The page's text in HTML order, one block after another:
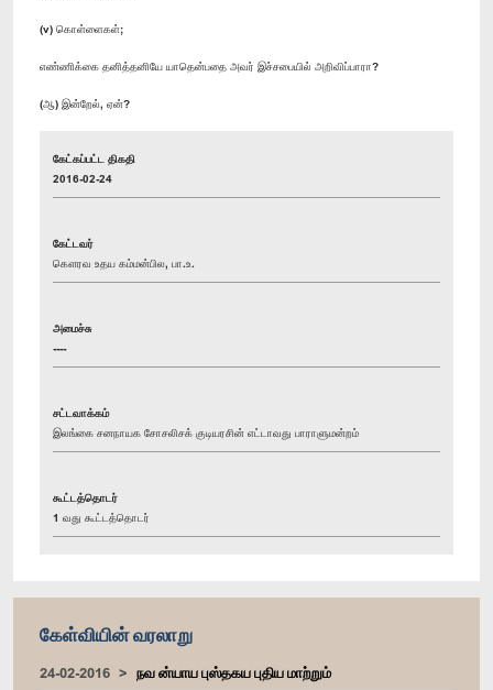
(v) கொள்ளைகள்;
எண்ணிக்கை தனித்தனியே யாதென்பதை அவர் இச்சபையில் அறிவிப்பாரா?
(ஆ) இன்றேல், ஏன்?
கேட்கப்பட்ட திகதி
2016-02-24
கேட்டவர்
கௌரவ உதய கம்மன்பில, பா.உ.
அமைச்சு
----
சட்டவாக்கம்
இலங்கை சனநாயக சோசலிசக் குடியரசின் எட்டாவது பாராளுமன்றம்
கூட்டத்தொடர்
1 வது கூட்டத்தொடர்
கேள்வியின் வரலாறு
24-02-2016
நவ ன்யாய புஸ்தகய புதிய மாற்றும்